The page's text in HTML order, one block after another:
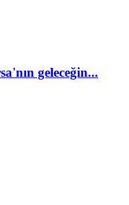
geleceğin...